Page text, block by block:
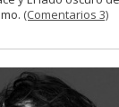
(Comentarios 3)